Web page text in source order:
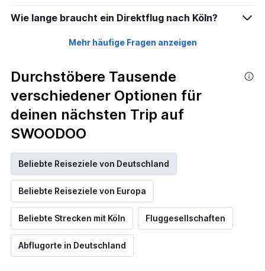
Wie lange braucht ein Direktflug nach Köln?
Mehr häufige Fragen anzeigen
Durchstöbere Tausende
verschiedener Optionen für
deinen nächsten Trip auf
SWOODOO
Beliebte Reiseziele von Deutschland
Beliebte Reiseziele von Europa
Beliebte Strecken mit Köln Fluggesellschaften
Abflugorte in Deutschland